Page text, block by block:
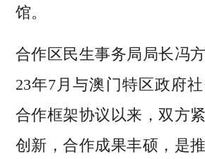
馆。
合作区民生事务局局长冯
23年7月与澳门特区政府
合作框架协议以来，双方
创新，合作成果丰硕，是